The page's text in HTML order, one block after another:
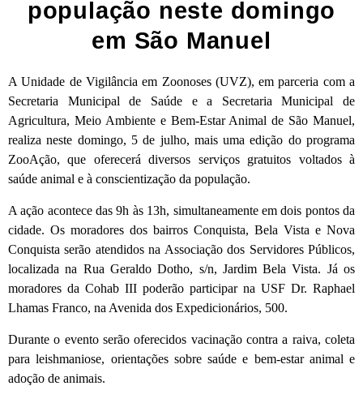
população neste domingo
em São Manuel
A Unidade de Vigilância em Zoonoses (UVZ), em parceria com a
Secretaria Municipal de Saúde e a Secretaria Municipal de
Agricultura, Meio Ambiente e Bem-Estar Animal de São Manuel,
realiza neste domingo, 5 de julho, mais uma edição do programa
ZooAção, que oferecerá diversos serviços gratuitos voltados à
saúde animal e à conscientização da população.
A ação acontece das 9h às 13h, simultaneamente em dois pontos da
cidade. Os moradores dos bairros Conquista, Bela Vista e Nova
Conquista serão atendidos na Associação dos Servidores Públicos,
localizada na Rua Geraldo Dotho, s/n, Jardim Bela Vista. Já os
moradores da Cohab III poderão participar na USF Dr. Raphael
Lhamas Franco, na Avenida dos Expedicionários, 500.
Durante o evento serão oferecidos vacinação contra a raiva, coleta
para leishmaniose, orientações sobre saúde e bem-estar animal e
adoção de animais.